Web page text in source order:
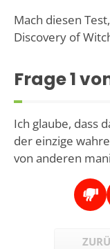
Mach diesen
Discovery of
Frage1
Ich glaube, dass
der einzige
von anderen